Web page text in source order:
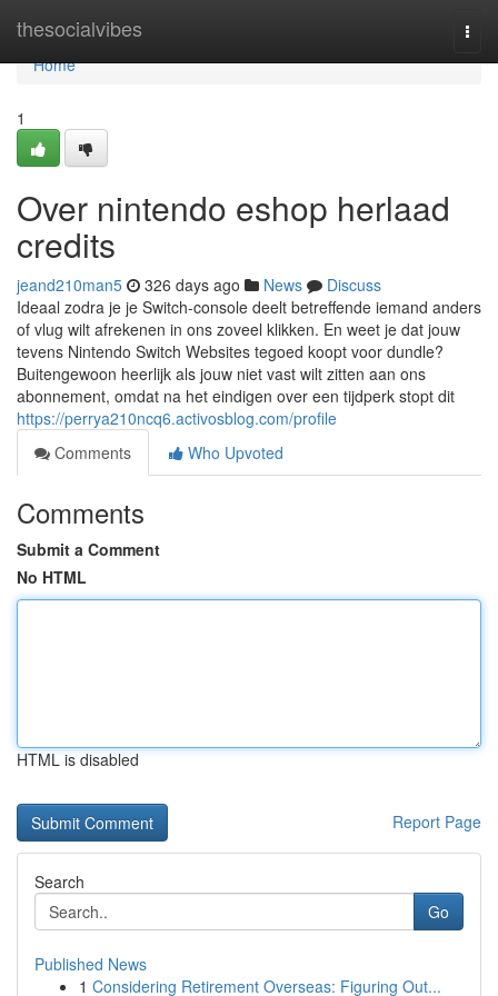
thesocialvibes
Home
Home
1
Over nintendo eshop herlaad
credits
jeand210man5 326 days ago News
Discuss
Ideaal zodra je je Switch-console deelt betreffende iemand anders
of vlug wilt afrekenen in ons zoveel klikken. En weet je dat jouw
tevens Nintendo Switch Websites tegoed koopt voor dundle?
Buitengewoon heerlijk als jouw niet vast wilt zitten aan ons
abonnement, omdat na het eindigen over een tijdperk stopt dit
https://perrya210ncq6.activosblog.com/profile
Comments
Who Upvoted
Comments
Submit a Comment
No HTML
HTML is disabled
Report Page
Search
Go
Published News
1 Considering Retirement Overseas: Figuring Out...